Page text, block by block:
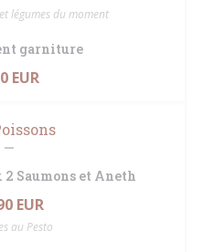
légumes du moment
garniture
EUR
Saumons et Aneth
EUR
au Pesto